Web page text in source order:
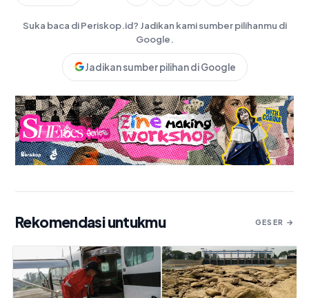
Suka baca di Periskop.id? Jadikan kami sumber pilihanmu di
Google.
Jadikan sumber pilihan di Google
Rekomendasi untukmu GESER →